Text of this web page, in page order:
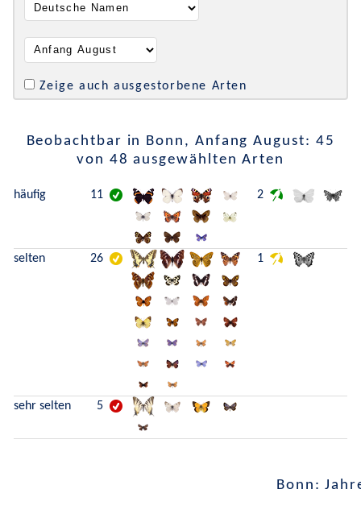
Zeige auch ausgestorbene Arten
Beobachtbar in Bonn, Anfang August: 45
von 48 ausgewählten Arten
häufig 11 2
selten 26 1
sehr selten 5
Bonn: